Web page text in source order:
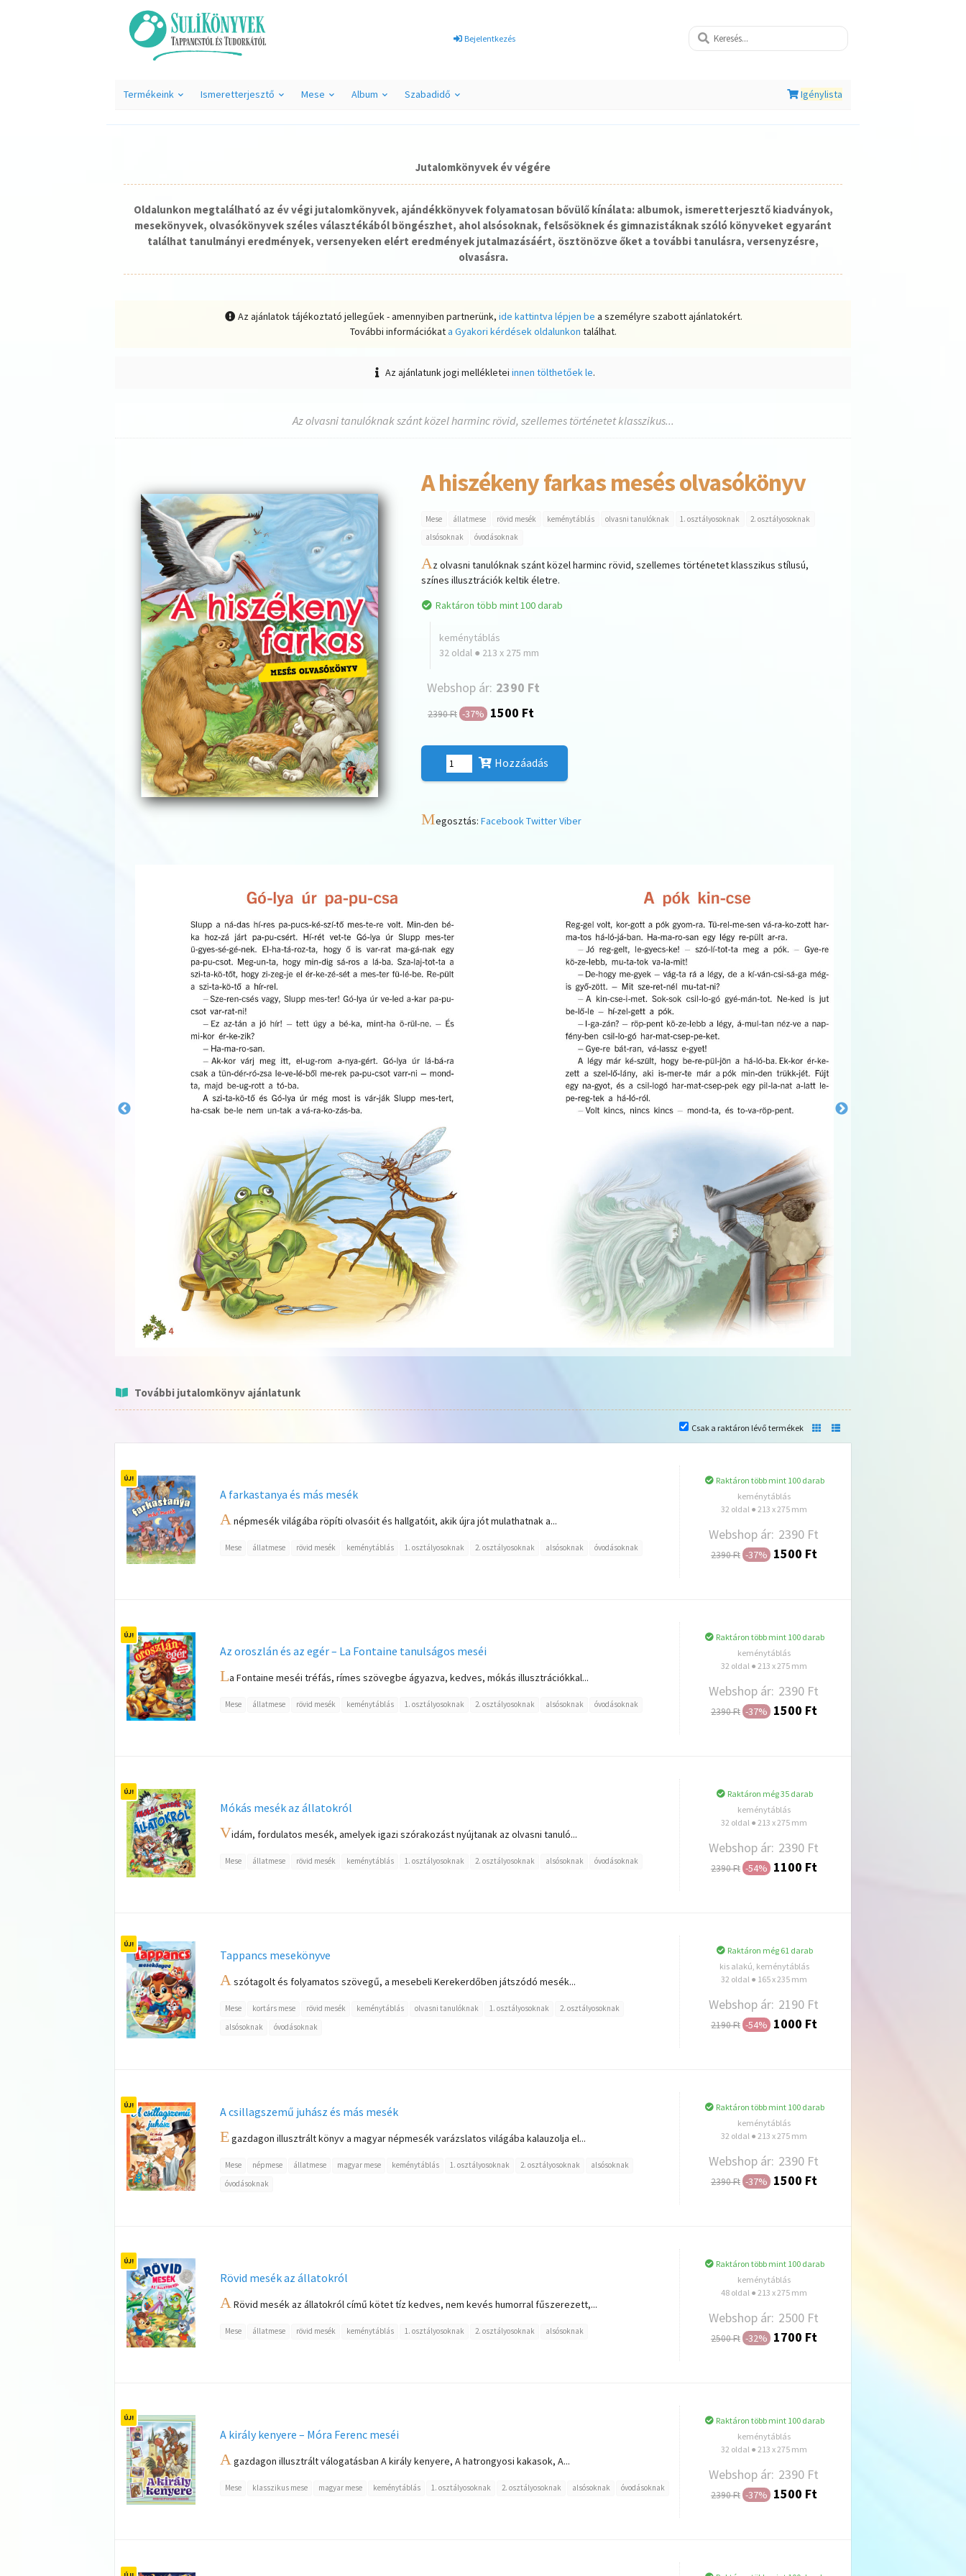
Bejelentkezés
Termékeink Ismeretterjesztő Mese Album Szabadidő Igénylista
Jutalomkönyvek év végére
Oldalunkon megtalálható az év végi jutalomkönyvek, ajándékkönyvek folyamatosan bővülő kínálata: albumok, ismeretterjesztő kiadványok,
mesekönyvek, olvasókönyvek széles választékából böngészhet, ahol alsósoknak, felsősöknek és gimnazistáknak szóló könyveket egyaránt
találhat tanulmányi eredmények, versenyeken elért eredmények jutalmazásáért, ösztönözve őket a további tanulásra, versenyzésre,
olvasásra.
Az ajánlatok tájékoztató jellegűek - amennyiben partnerünk,ide kattintva lépjen be a személyre szabott ajánlatokért.
További információkata Gyakori kérdések oldalunkon találhat.
Az ajánlatunk jogi mellékleteiinnen tölthetőek le.
Az olvasni tanulóknak szánt közel harminc rövid, szellemes történetet klasszikus...
A hiszékeny farkas mesés olvasókönyv
Mese állatmese rövid mesék keménytáblás olvasni tanulóknak 1. osztályosoknak
2. osztályosoknak
alsósoknak
óvodásoknak
Az olvasni tanulóknak szánt közel harminc rövid, szellemes történetet klasszikus stílusú,
színes illusztrációk keltik életre.
Raktáron több mint 100 darab
keménytáblás
32 oldal ● 213 x 275 mm
Webshop ár: 2390 Ft
2390 Ft -37% 1500 Ft
Hozzáadás
Megosztás: FacebookTwitterViber
További jutalomkönyv ajánlatunk
Csak a raktáron lévő termékek
A farkastanya és más mesék
A népmesék világába röpíti olvasóit és hallgatóit, akik újra jót mulathatnak a...
Mese állatmese rövid mesék keménytáblás 1. osztályosoknak 2. osztályosoknak alsósoknak óvodásoknak
Raktáron több mint 100 darab
keménytáblás
32 oldal ● 213 x 275 mm
Webshop ár: 2390 Ft
2390 Ft -37% 1500 Ft
Az oroszlán és az egér – La Fontaine tanulságos meséi
La Fontaine meséi tréfás, rímes szövegbe ágyazva, kedves, mókás illusztrációkkal...
Mese állatmese rövid mesék keménytáblás 1. osztályosoknak 2. osztályosoknak alsósoknak óvodásoknak
Raktáron több mint 100 darab
keménytáblás
32 oldal ● 213 x 275 mm
Webshop ár: 2390 Ft
2390 Ft -37% 1500 Ft
Mókás mesék az állatokról
Vidám, fordulatos mesék, amelyek igazi szórakozást nyújtanak az olvasni tanuló...
Mese állatmese rövid mesék keménytáblás 1. osztályosoknak 2. osztályosoknak alsósoknak óvodásoknak
Raktáron még 35 darab
keménytáblás
32 oldal ● 213 x 275 mm
Webshop ár: 2390 Ft
2390 Ft -54% 1100 Ft
Tappancs mesekönyve
Aszótagolt és folyamatos szövegű, a mesebeli Kerekerdőben játszódó mesék...
Mese kortárs mese rövid mesék keménytáblás olvasni tanulóknak 1. osztályosoknak
2. osztályosoknak
alsósoknak
óvodásoknak
Raktáron még 61 darab
kis alakú, keménytáblás
32 oldal ● 165 x 235 mm
Webshop ár: 2190 Ft
2190 Ft -54% 1000 Ft
A csillagszemű juhász és más mesék
Egazdagon illusztrált könyv a magyar népmesék varázslatos világába kalauzolja el...
Mese népmese állatmese magyar mese keménytáblás 1. osztályosoknak 2. osztályosoknak
alsósoknak
óvodásoknak
Raktáron több mint 100 darab
keménytáblás
32 oldal ● 213 x 275 mm
Webshop ár: 2390 Ft
2390 Ft -37% 1500 Ft
Rövid mesék az állatokról
A Rövid mesék az állatokról című kötet tíz kedves, nem kevés humorral fűszerezett,...
Mese állatmese rövid mesék keménytáblás 1. osztályosoknak 2. osztályosoknak alsósoknak
Raktáron több mint 100 darab
keménytáblás
48 oldal ● 213 x 275 mm
Webshop ár: 2500 Ft
2500 Ft -32% 1700 Ft
A király kenyere – Móra Ferenc meséi
A gazdagon illusztrált válogatásban A király kenyere, A hatrongyosi kakasok, A...
Mese klasszikus mese magyar mese keménytáblás 1. osztályosoknak 2. osztályosoknak alsósoknak óvodásoknak
Raktáron több mint 100 darab
keménytáblás
32 oldal ● 213 x 275 mm
Webshop ár: 2390 Ft
2390 Ft -37% 1500 Ft